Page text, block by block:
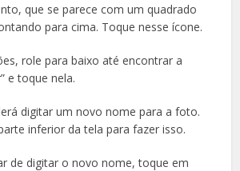
que se parece com um quadrado
para cima. Toque nesse ícone.
role para baixo até encontrar a
e toque nela.
digitar um novo nome para a foto.
inferior da tela para fazer isso.
de digitar o novo nome, toque em